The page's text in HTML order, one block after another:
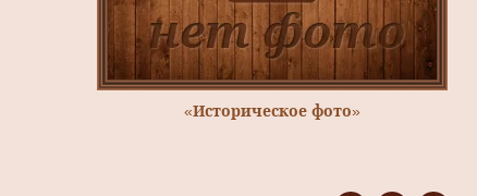
«Историческое фото»